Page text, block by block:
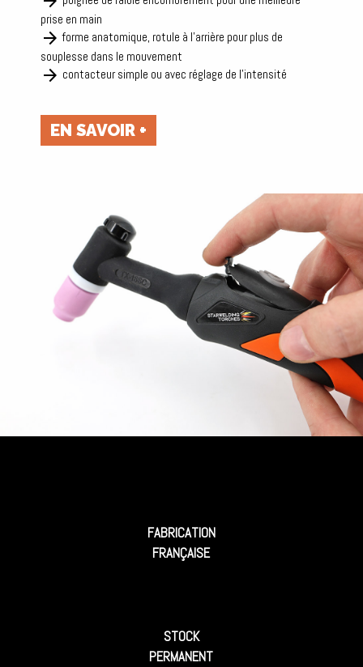
prise en main
arrow_forward forme anatomique, rotule à l'arrière pour plus de
souplesse dans le mouvement
arrow_forward contacteur simple ou avec réglage de l'intensité
EN SAVOIR +
FABRICATION
FRANÇAISE
STOCK
PERMANENT